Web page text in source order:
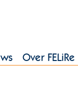
Over FELiRe